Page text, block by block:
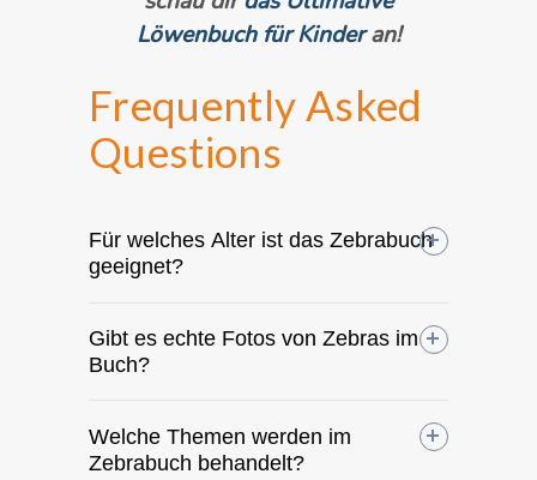
Löwenbuch für Kinderan!
Frequently Asked
Questions
Für welches Alter ist das Zebrabuch
geeignet?
Gibt es echte Fotos von Zebras im
Buch?
Welche Themen werden im
Zebrabuch behandelt?